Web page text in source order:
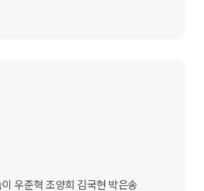
우준혁 조양희 김국현 박은송